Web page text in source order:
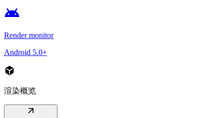
android
Render monitor
Android 5.0+
deployed_code
渲染概览
arrow_outward